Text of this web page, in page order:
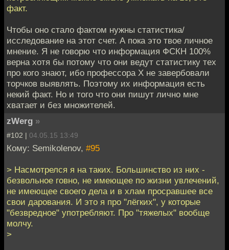
факт.
Чтобы оно стало фактом нужны статистика/
исследование на этот счет. А пока это твое личное
мнение. Я не говорю что информация ФСКН 100%
верна хотя бы потому что они ведут статистику тех
про кого знают, ибо профессора Х не завербовали
торчков выявлять. Поэтому их информация есть
некий факт. Но и того что они пишут лично мне
хватает и без множителей.
zWerg »
#102 | 04.05.15 13:49
Кому: Semikolenov, #95
> Насмотрелся я на таких. Большинство из них -
безвольное говно, не имеющее по жизни увлечений,
не имеющее своего дела и в хлам просравшее все
свои дарования. И это я про "лёгких", у которые
"безвредное" употребляют. Про "тяжелых" вообще
молчу.
>